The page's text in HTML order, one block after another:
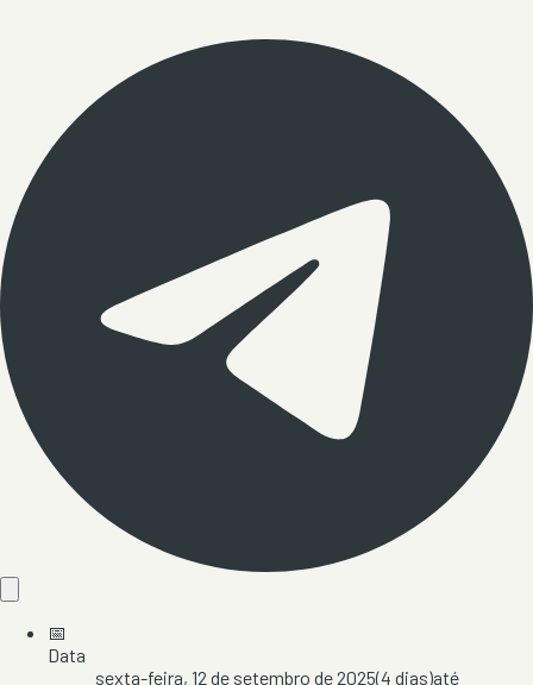
📅
Data
sexta-feira, 12 de setembro de 2025(4 dias)até